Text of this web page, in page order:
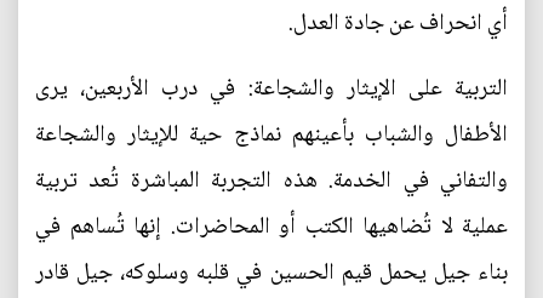
أي انحراف عن جادة العدل.
التربية على الإيثار والشجاعة: في درب الأربعين، يرى
الأطفال والشباب بأعينهم نماذج حية للإيثار والشجاعة
والتفاني في الخدمة. هذه التجربة المباشرة تُعد تربية
عملية لا تُضاهيها الكتب أو المحاضرات. إنها تُساهم في
بناء جيل يحمل قيم الحسين في قلبه وسلوكه، جيل قادر